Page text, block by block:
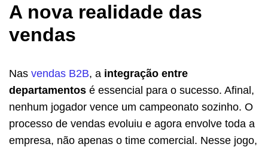
A nova realidade das
vendas
Nas vendas B2B, a integração entre
departamentos é essencial para o sucesso. Afinal,
nenhum jogador vence um campeonato sozinho. O
processo de vendas evoluiu e agora envolve toda a
empresa, não apenas o time comercial. Nesse jogo,